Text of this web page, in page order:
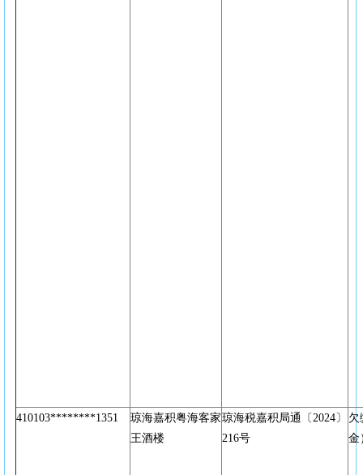
410103********1351
琼海嘉积粤海客家
王酒楼
琼海税嘉积局通〔2024〕
216号
欠
金